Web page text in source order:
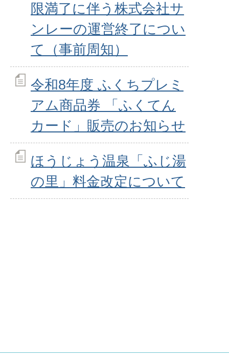
限満了に伴う株式会社サ
ンレーの運営終了につい
て（事前周知）
令和8年度 ふくちプレミ
アム商品券 「ふくてん
カード」販売のお知らせ
ほうじょう温泉「ふじ湯
の里」料金改定について